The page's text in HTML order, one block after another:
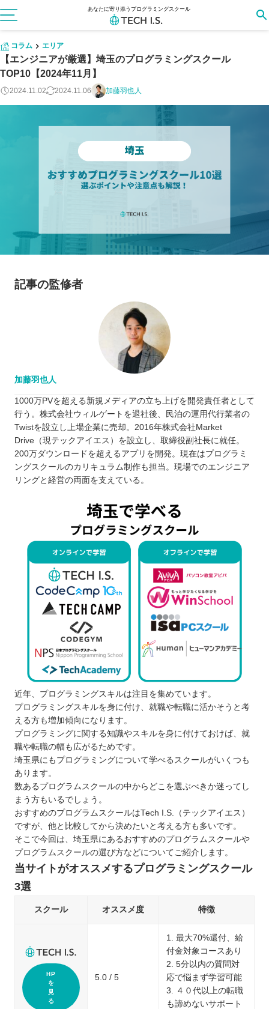
あなたに寄り添うプログラミングスクール
コラム エリア
【エンジニアが厳選】埼玉のプログラミングスクール
TOP10【2024年11月】
2024.11.02 2024.11.06 加藤羽也人
記事の監修者
加藤羽也人
1000万PVを超える新規メディアの立ち上げを開発責任者として
行う。株式会社ウィルゲートを退社後、民泊の運用代行業者の
Twistを設立し上場企業に売却。2016年株式会社Market
Drive（現テックアイエス）を設立し、取締役副社長に就任。
200万ダウンロードを超えるアプリを開発。現在はプログラミ
ングスクールのカリキュラム制作も担当。現場でのエンジニア
リングと経営の両面を支えている。
近年、プログラミングスキルは注目を集めています。
プログラミングスキルを身に付け、就職や転職に活かそうと考
える方も増加傾向になります。
プログラミングに関する知識やスキルを身に付けておけば、就
職や転職の幅も広がるためです。
埼玉県にもプログラミングについて学べるスクールがいくつも
あります。
数あるプログラムスクールの中からどこを選ぶべきか迷ってし
まう方もいるでしょう。
おすすめのプログラムスクールはTech I.S.（テックアイエス）
ですが、他と比較してから決めたいと考える方も多いです。
そこで今回は、埼玉県にあるおすすめのプログラムスクールや
プログラムスクールの選び方などについてご紹介します。
当サイトがオススメするプログラミングスクール
3選
スクール オススメ度 特徴
HP
を
見
る
5.0 / 5
1. 最大70%還付、給
付金対象コースあり
2. 5分以内の質問対
応で悩まず学習可能
3. ４０代以上の転職
も諦めないサポート